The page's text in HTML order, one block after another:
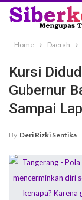
Home Daerah
Kursi
Gubernur
Sampai
By Deri Rizki Sentika